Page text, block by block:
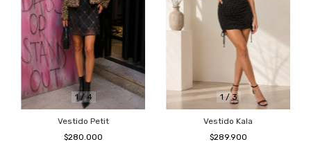
1/4
Vestido Petit
$280.000
1 /3
Vestido Kala
$289.900